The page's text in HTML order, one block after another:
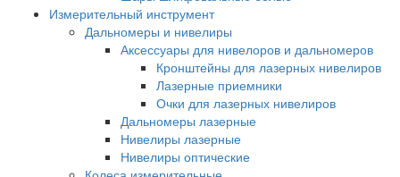
Измерительный инструмент
Дальномеры и нивелиры
Аксессуары для нивелоров и дальномеров
Кронштейны для лазерных нивелиров
Лазерные приемники
Очки для лазерных нивелиров
Дальномеры лазерные
Нивелиры лазерные
Нивелиры оптические